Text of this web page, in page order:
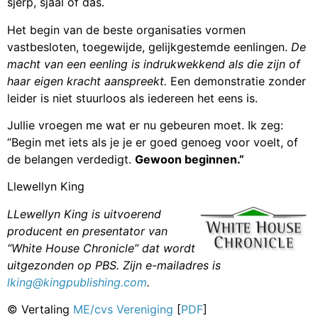
Het begin van de beste organisaties vormen
vastbesloten, toegewijde, gelijkgestemde eenlingen. De
macht van een eenling is indrukwekkend als die zijn of
haar eigen kracht aanspreekt. Een demonstratie zonder
leider is niet stuurloos als iedereen het eens is.
Jullie vroegen me wat er nu gebeuren moet. Ik zeg:
“Begin met iets als je je er goed genoeg voor voelt, of
de belangen verdedigt. Gewoon beginnen.”
Llewellyn King
LLewellyn King is uitvoerend
producent en presentator van
“White House Chronicle” dat wordt
uitgezonden op PBS. Zijn e-mailadres is
lking@kingpublishing.com.
© Vertaling ME/cvs Vereniging [PDF]